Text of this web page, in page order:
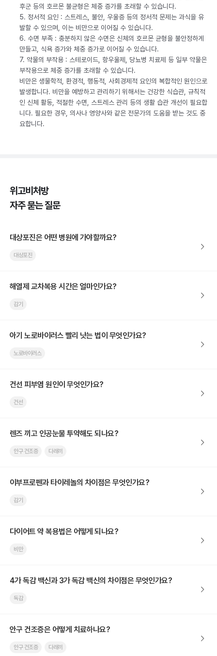
후군 등의 호르몬 불균형은 체중 증가를 초래할 수 있습니다.
5. 정서적 요인 : 스트레스, 불안, 우울증 등의 정서적 문제는 과식을 유
발할 수 있으며, 이는 비만으로 이어질 수 있습니다.
6. 수면 부족 : 충분하지 않은 수면은 신체의 호르몬 균형을 불안정하게
만들고, 식욕 증가와 체중 증가로 이어질 수 있습니다.
7. 약물의 부작용 : 스테로이드, 항우울제, 당뇨병 치료제 등 일부 약물은
부작용으로 체중 증가를 초래할 수 있습니다.
비만은 생물학적, 환경적, 행동적, 사회경제적 요인의 복합적인 원인으로
발생합니다. 비만을 예방하고 관리하기 위해서는 건강한 식습관, 규칙적
인 신체 활동, 적절한 수면, 스트레스 관리 등의 생활 습관 개선이 필요합
니다. 필요한 경우, 의사나 영양사와 같은 전문가의 도움을 받는 것도 중
요합니다.
위고비처방
자주 묻는 질문
대상포진은 어떤 병원에 가야할까요?
대상포진
해열제 교차복용 시간은 얼마인가요?
감기
아기 노로바이러스 빨리 낫는 법이 무엇인가요?
노로바이러스
건선 피부염 원인이 무엇인가요?
건선
렌즈 끼고 인공눈물 투약해도 되나요?
안구 건조증 다래끼
이부프로펜과 타이레놀의 차이점은 무엇인가요?
감기
다이어트 약 복용법은 어떻게 되나요?
비만
4가 독감 백신과 3가 독감 백신의 차이점은 무엇인가요?
독감
안구 건조증은 어떻게 치료하나요?
안구 건조증 다래끼